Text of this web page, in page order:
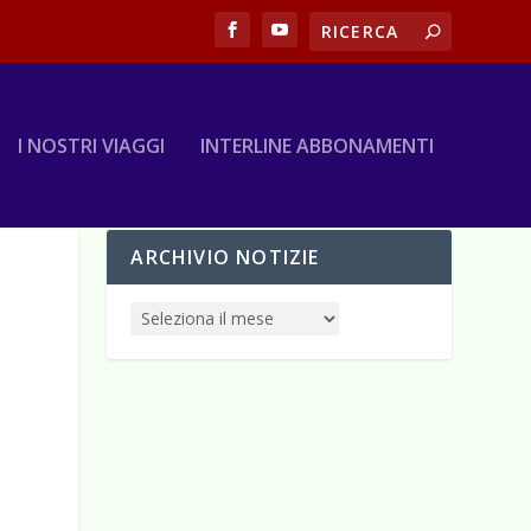
I NOSTRI VIAGGI INTERLINE ABBONAMENTI
ARCHIVIO NOTIZIE